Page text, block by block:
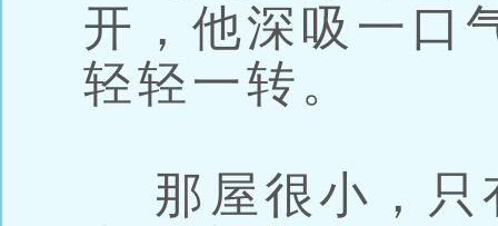
开，他深吸一口
轻轻一转。
那屋很小，只